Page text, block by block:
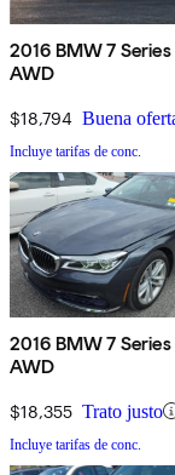
2016 BMW 7
AWD
$18,794 Buena
Incluye tarifas de conc.
2016 BMW 7
AWD
$18,355 Trato justo
Incluye tarifas de conc.